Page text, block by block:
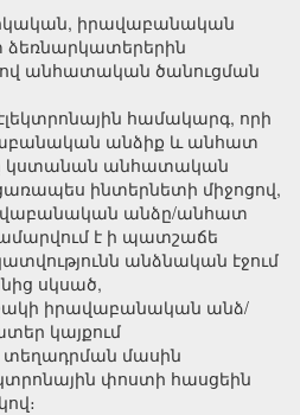
իրավաբանական
անհատական ծանուցման
համակարգ, որի
անձիք և անհատ
կստանան անհատական
ինտերնետի միջոցով,
անձը/անհատ
է ի պատշաճե
անձնական էջում
սկսած,
իրավաբանական անձ/
կայքում
մասին
փոստի հասցեին